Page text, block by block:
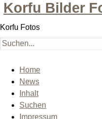
Korfu Bilder
Korfu Fotos
Home
News
Inhalt
Suchen
Impressum